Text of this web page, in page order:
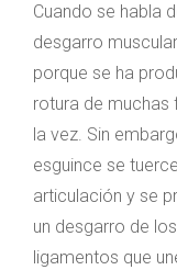
Cuando se habla
desgarro
porque se ha
rotura de muchas
la vez. Sin
esguince se
articulación y se
un desgarro de los
ligamentos que